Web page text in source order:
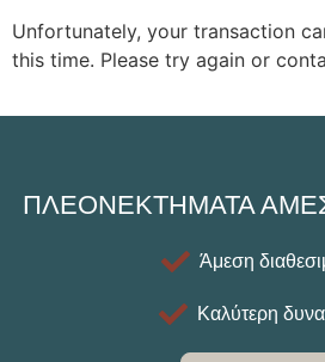
Unfortunately, your transaction
this time. Please try again or
ΠΛΕΟΝΕΚΤΗΜΑΤΑ
Άμεση
Καλύτερη